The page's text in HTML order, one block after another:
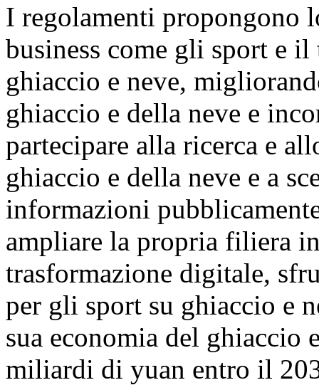
I regolamenti
business come gli sport e
ghiaccio e neve,
ghiaccio e della neve e
partecipare alla ricerca e
ghiaccio e della neve e a
informazioni
ampliare la propria filiera
trasformazione digitale,
per gli sport su ghiaccio e
sua economia del ghiaccio
miliardi di yuan entro il